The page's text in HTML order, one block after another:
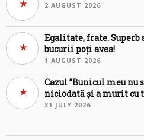
2 AUGUST 2026
Egalitate, frate. Superb
bucurii poți avea!
1 AUGUST 2026
Cazul ”Bunicul meu nu
niciodată și a murit cu
31 JULY 2026